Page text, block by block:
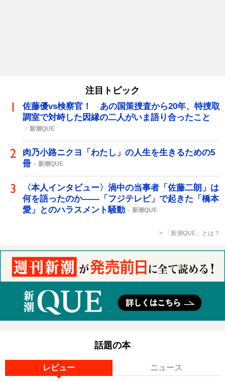
注目トピック
佐藤優vs検察官！ あの国策捜査から20年、特捜取
調室で対峙した因縁の二人がいま語り合ったこと
新潮QUE
肉乃小路ニクヨ「わたし」の人生を生きるための5
冊
新潮QUE
〈本人インタビュー〉渦中の当事者「佐藤二朗」は
何を語ったのか――「フジテレビ」で起きた「橋本
愛」とのハラスメント騒動
新潮QUE
「新潮QUE」とは？
話題の本
レビュー ニュース